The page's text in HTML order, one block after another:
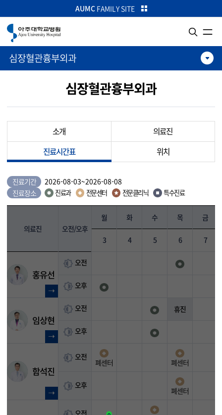
본문으로 가기
주메뉴로 가기
카피라이트로 가기
AUMCFAMILY SITE
심장혈관흉부외과
심장혈관흉부외과
소개
의료진
진료시간표
위치
진료기간 2026-08-03~2026-08-08
진료장소
진료과 전문센터 전문클리닉 특수진료
의료진 오전/오후
월 화 수 목 금
3 4 5 6 7
홍유선
오전
오후
임상현
오전 휴진
오후
함석진
오전
폐센터 폐센터
오후
폐센터